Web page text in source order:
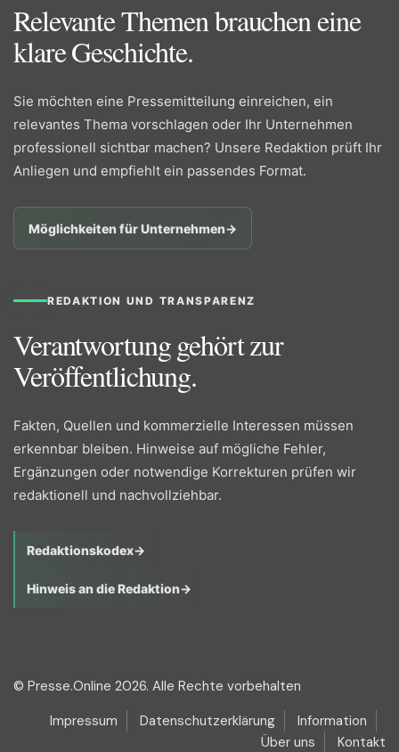
Relevante Themen brauchen eine
klare Geschichte.
Sie möchten eine Pressemitteilung einreichen, ein
relevantes Thema vorschlagen oder Ihr Unternehmen
professionell sichtbar machen? Unsere Redaktion prüft Ihr
Anliegen und empfiehlt ein passendes Format.
Möglichkeiten für Unternehmen→
REDAKTION UND TRANSPARENZ
Verantwortung gehört zur
Veröffentlichung.
Fakten, Quellen und kommerzielle Interessen müssen
erkennbar bleiben. Hinweise auf mögliche Fehler,
Ergänzungen oder notwendige Korrekturen prüfen wir
redaktionell und nachvollziehbar.
Redaktionskodex→
Hinweis an die Redaktion→
© Presse.Online 2026. Alle Rechte vorbehalten
Impressum
Datenschutzerklärung
Information
Über uns
Kontakt